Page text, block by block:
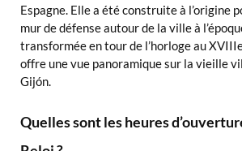
Espagne. Elle a été construite à l’origine
mur de défense autour de la ville à
transformée en tour de l’horloge au
offre une vue panoramique sur la vieille
Gijón.
Quelles sont les heures